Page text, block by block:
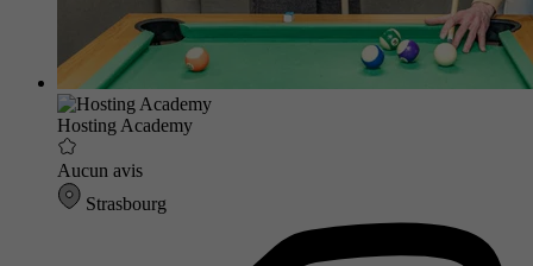
Hosting Academy
Aucun avis
Strasbourg